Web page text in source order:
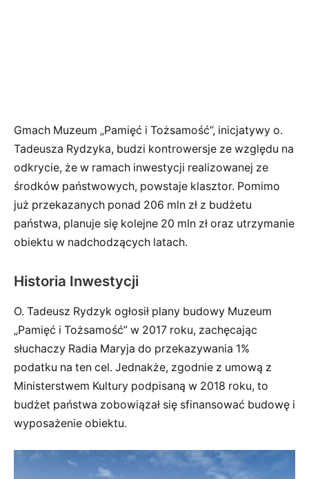
Gmach Muzeum „Pamięć i Tożsamość”, inicjatywy o.
Tadeusza Rydzyka, budzi kontrowersje ze względu na
odkrycie, że w ramach inwestycji realizowanej ze
środków państwowych, powstaje klasztor. Pomimo
już przekazanych ponad 206 mln zł z budżetu
państwa, planuje się kolejne 20 mln zł oraz utrzymanie
obiektu w nadchodzących latach.
Historia Inwestycji
O. Tadeusz Rydzyk ogłosił plany budowy Muzeum
„Pamięć i Tożsamość” w 2017 roku, zachęcając
słuchaczy Radia Maryja do przekazywania 1%
podatku na ten cel. Jednakże, zgodnie z umową z
Ministerstwem Kultury podpisaną w 2018 roku, to
budżet państwa zobowiązał się sfinansować budowę i
wyposażenie obiektu.